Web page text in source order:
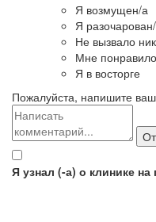
Я возмущен/а
Я
Не вызвало
Мне
Я в восторге
Пожалуйста, напишите
Я узнал (-а) о клинике